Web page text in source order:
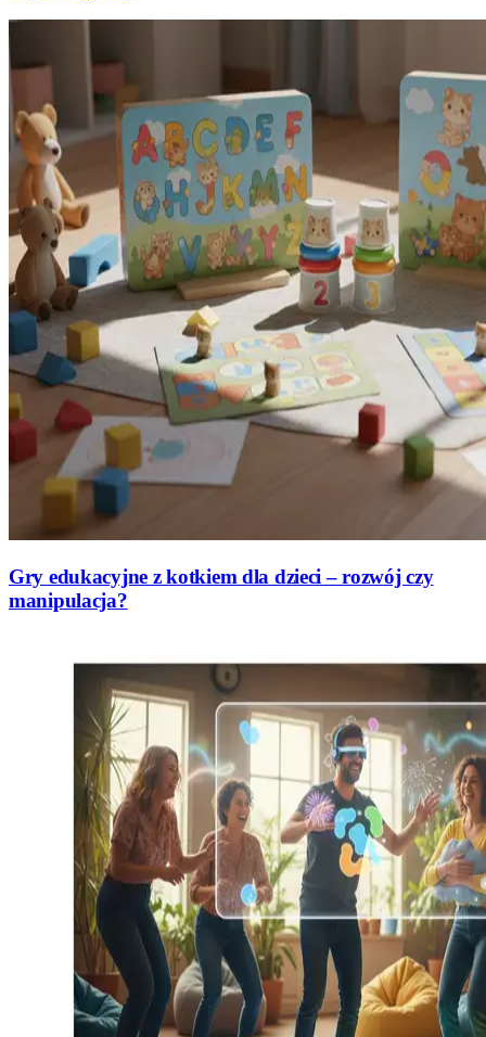
Gry edukacyjne z kotkiem dla dzieci – rozwój czy
manipulacja?